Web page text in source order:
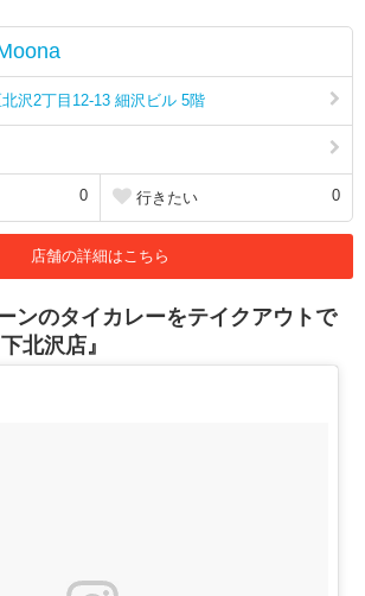
沢2丁目12-13 細沢ビル 5階
0 行きたい 0
店舗の詳細はこちら
ンのタイカレーをテイクアウトで
北沢店』